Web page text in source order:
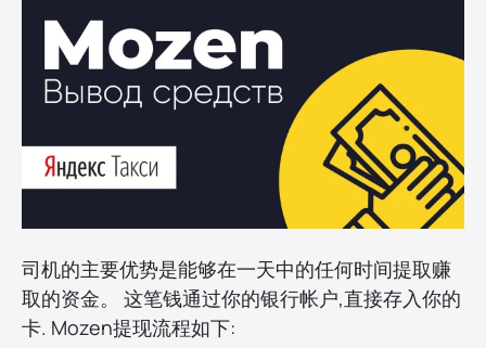
司机的主要优势是能够在一天中的任何时间提取赚
取的资金。 这笔钱通过你的银行帐户,直接存入你的
卡. Mozen提现流程如下: